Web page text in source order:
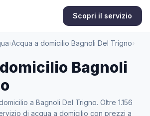
Scopri il servizio
›Acqua a domicilio Bagnoli Del Trigno›
Bagnoli
a Bagnoli Del Trigno. Oltre 1.156
di acqua a domicilio con prezzi a